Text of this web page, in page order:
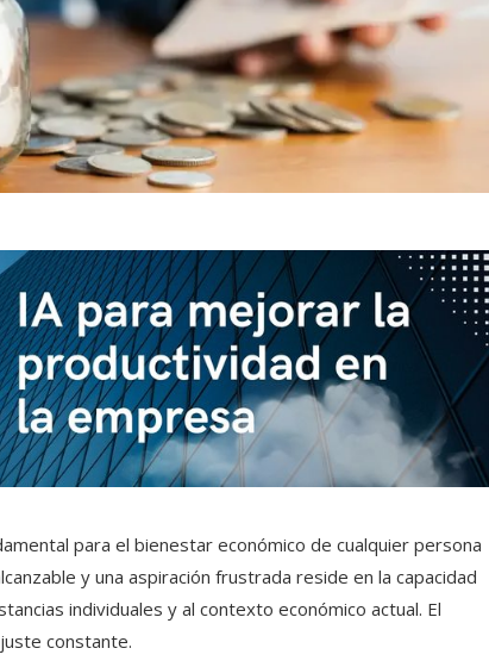
para el bienestar económico de cualquier persona
y una aspiración frustrada reside en la capacidad
individuales y al contexto económico actual. El
constante.